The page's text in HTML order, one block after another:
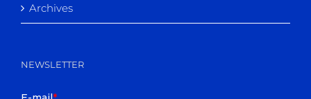
Archives
NEWSLETTER